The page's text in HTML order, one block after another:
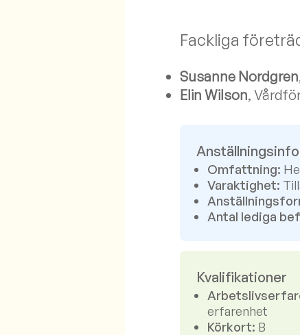
Fackliga
Susanne Nordgren
Elin Wilson,
Omfattning:
Varaktighet:
Antal lediga
Kvalifikationer
erfarenhet
Körkort: B